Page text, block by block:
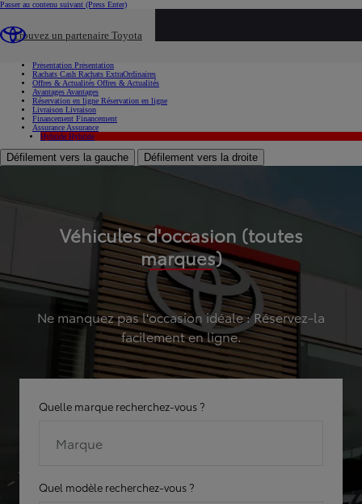
Passer au contenu suivant (Press Enter)
Trouvez un partenaire Toyota
Présentation Présentation
Rachats Cash Rachats ExtraOrdinaires
Offres & Actualités Offres & Actualités
Avantages Avantages
Réservation en ligne Réservation en ligne
Livraison Livraison
Financement Financement
Assurance Assurance
Hybride Hybride
Défilement vers la gauche Défilement vers la droite
Véhicules d'occasion (toutes
marques)
Ne manquez pas l'occasion idéale : Réservez-la
facilement en ligne.
Quelle marque recherchez-vous ?
Marque
Quel modèle recherchez-vous ?